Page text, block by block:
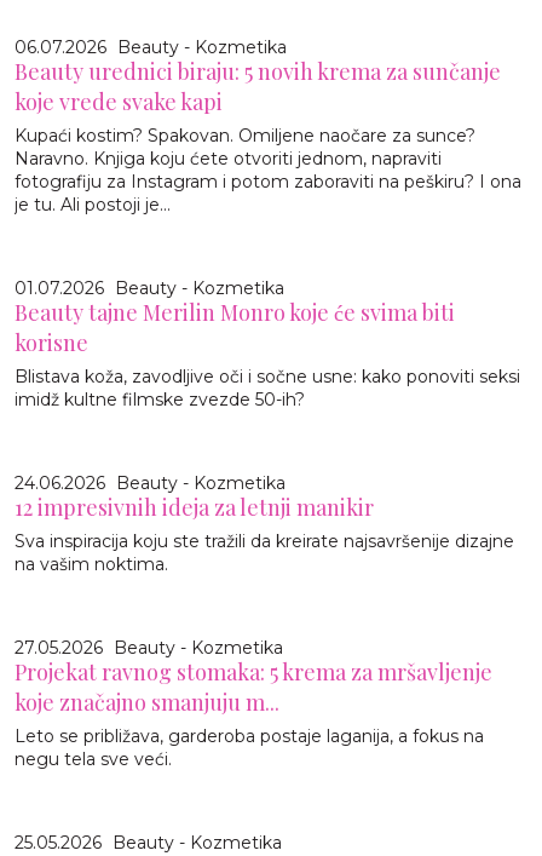
06.07.2026 Beauty - Kozmetika
Beauty urednici biraju: 5 novih krema za sunčanje
koje vrede svake kapi
Kupaći kostim? Spakovan. Omiljene naočare za sunce?
Naravno. Knjiga koju ćete otvoriti jednom, napraviti
fotografiju za Instagram i potom zaboraviti na peškiru? I ona
je tu. Ali postoji je...
01.07.2026 Beauty - Kozmetika
Beauty tajne Merilin Monro koje će svima biti
korisne
Blistava koža, zavodljive oči i sočne usne: kako ponoviti seksi
imidž kultne filmske zvezde 50-ih?
24.06.2026 Beauty - Kozmetika
12 impresivnih ideja za letnji manikir
Sva inspiracija koju ste tražili da kreirate najsavršenije dizajne
na vašim noktima.
27.05.2026 Beauty - Kozmetika
Projekat ravnog stomaka: 5 krema za mršavljenje
koje značajno smanjuju m...
Leto se približava, garderoba postaje laganija, a fokus na
negu tela sve veći.
25.05.2026 Beauty - Kozmetika